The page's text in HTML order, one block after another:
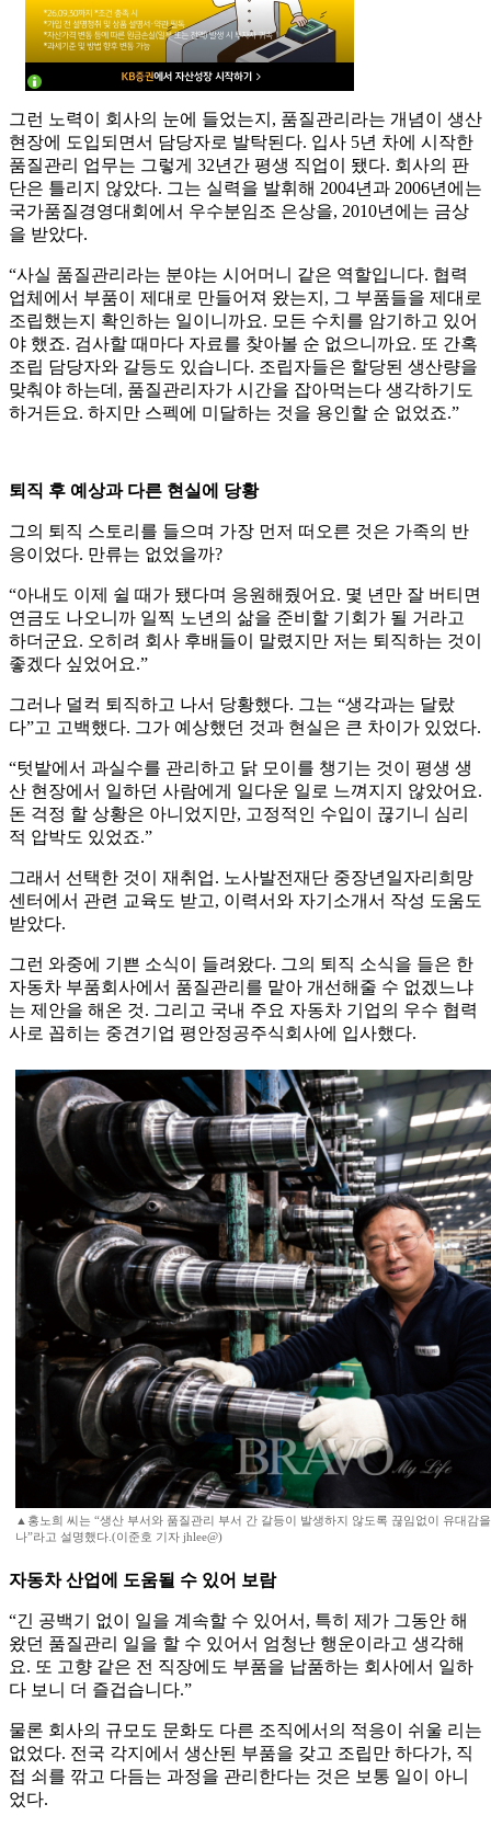
그런 노력이 회사의 눈에 들었는지, 품질관리라는 개념이 생산
현장에 도입되면서 담당자로 발탁된다. 입사 5년 차에 시작한
품질관리 업무는 그렇게 32년간 평생 직업이 됐다. 회사의 판
단은 틀리지 않았다. 그는 실력을 발휘해 2004년과 2006년에는
국가품질경영대회에서 우수분임조 은상을, 2010년에는 금상
을 받았다.
“사실 품질관리라는 분야는 시어머니 같은 역할입니다. 협력
업체에서 부품이 제대로 만들어져 왔는지, 그 부품들을 제대로
조립했는지 확인하는 일이니까요. 모든 수치를 암기하고 있어
야 했죠. 검사할 때마다 자료를 찾아볼 순 없으니까요. 또 간혹
조립 담당자와 갈등도 있습니다. 조립자들은 할당된 생산량을
맞춰야 하는데, 품질관리자가 시간을 잡아먹는다 생각하기도
하거든요. 하지만 스펙에 미달하는 것을 용인할 순 없었죠.”
퇴직 후 예상과 다른 현실에 당황
그의 퇴직 스토리를 들으며 가장 먼저 떠오른 것은 가족의 반
응이었다. 만류는 없었을까?
“아내도 이제 쉴 때가 됐다며 응원해줬어요. 몇 년만 잘 버티면
연금도 나오니까 일찍 노년의 삶을 준비할 기회가 될 거라고
하더군요. 오히려 회사 후배들이 말렸지만 저는 퇴직하는 것이
좋겠다 싶었어요.”
그러나 덜컥 퇴직하고 나서 당황했다. 그는 “생각과는 달랐
다”고 고백했다. 그가 예상했던 것과 현실은 큰 차이가 있었다.
“텃밭에서 과실수를 관리하고 닭 모이를 챙기는 것이 평생 생
산 현장에서 일하던 사람에게 일다운 일로 느껴지지 않았어요.
돈 걱정 할 상황은 아니었지만, 고정적인 수입이 끊기니 심리
적 압박도 있었죠.”
그래서 선택한 것이 재취업. 노사발전재단 중장년일자리희망
센터에서 관련 교육도 받고, 이력서와 자기소개서 작성 도움도
받았다.
그런 와중에 기쁜 소식이 들려왔다. 그의 퇴직 소식을 들은 한
자동차 부품회사에서 품질관리를 맡아 개선해줄 수 없겠느냐
는 제안을 해온 것. 그리고 국내 주요 자동차 기업의 우수 협력
사로 꼽히는 중견기업 평안정공주식회사에 입사했다.
▲홍노희 씨는 “생산 부서와 품질관리 부서 간 갈등이 발생하지 않도록 끊임없이 유대감
나”라고 설명했다.(이준호 기자 jhlee@)
자동차 산업에 도움될 수 있어 보람
“긴 공백기 없이 일을 계속할 수 있어서, 특히 제가 그동안 해
왔던 품질관리 일을 할 수 있어서 엄청난 행운이라고 생각해
요. 또 고향 같은 전 직장에도 부품을 납품하는 회사에서 일하
다 보니 더 즐겁습니다.”
물론 회사의 규모도 문화도 다른 조직에서의 적응이 쉬울 리는
없었다. 전국 각지에서 생산된 부품을 갖고 조립만 하다가, 직
접 쇠를 깎고 다듬는 과정을 관리한다는 것은 보통 일이 아니
었다.